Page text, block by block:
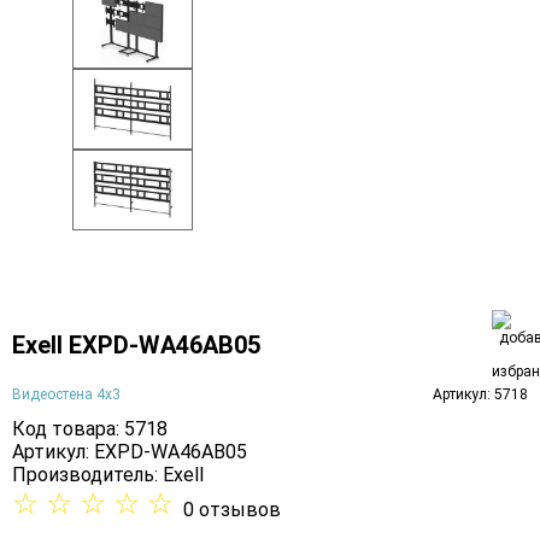
Exell EXPD-WA46AB05
Видеостена 4х3 Артикул: 5718
Код товара: 5718
Артикул: EXPD-WA46AB05
Производитель: Exell
☆ ☆ ☆ ☆ ☆ 0 отзывов